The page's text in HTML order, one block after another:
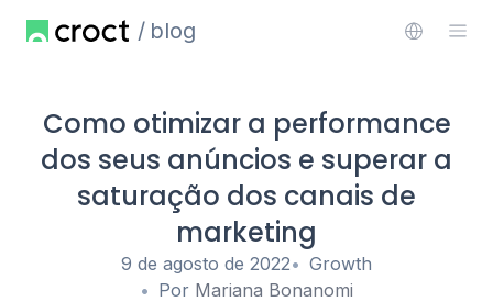
blog
Como otimizar a performance
dos seus anúncios e superar a
saturação dos canais de
marketing
9 de agosto de 2022
Growth
Por Mariana Bonanomi